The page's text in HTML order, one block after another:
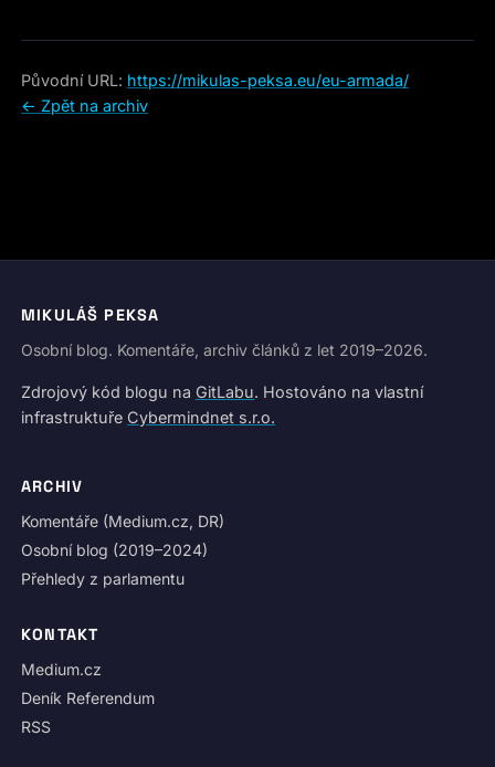
Původní URL: https://mikulas-peksa.eu/eu-armada/
← Zpět na archiv
MIKULÁŠ PEKSA
Osobní blog. Komentáře, archiv článků z let 2019–2026.
Zdrojový kód blogu na GitLabu. Hostováno na vlastní
infrastruktuře Cybermindnet s.r.o.
ARCHIV
Komentáře (Medium.cz, DR)
Osobní blog (2019–2024)
Přehledy z parlamentu
KONTAKT
Medium.cz
Deník Referendum
RSS